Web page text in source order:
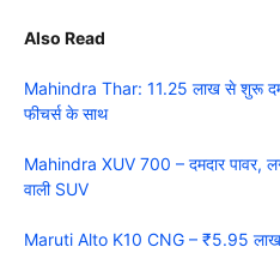
Also Read
Mahindra Thar: 11.25 लाख से शुरू
फीचर्स के साथ
Mahindra XUV 700 – दमदार पावर,
वाली SUV
Maruti Alto K10 CNG – ₹5.95